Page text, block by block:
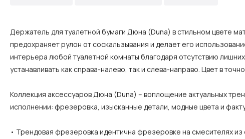
Держатель для туалетной бумаги Дюна (Duna) в стильном цвете
предохраняет рулон от соскальзывания и делает его
интерьера любой туалетной комнаты благодаря отсутствию
устанавливать как справа-налево, так и слева-направо. Цвет в
Коллекция аксессуаров Дюна (Duna) – воплощение актуальных
исполнении: фрезеровка, изысканные детали, модные цвета и
• Трендовая фрезеровка идентична фрезеровке на смесителях